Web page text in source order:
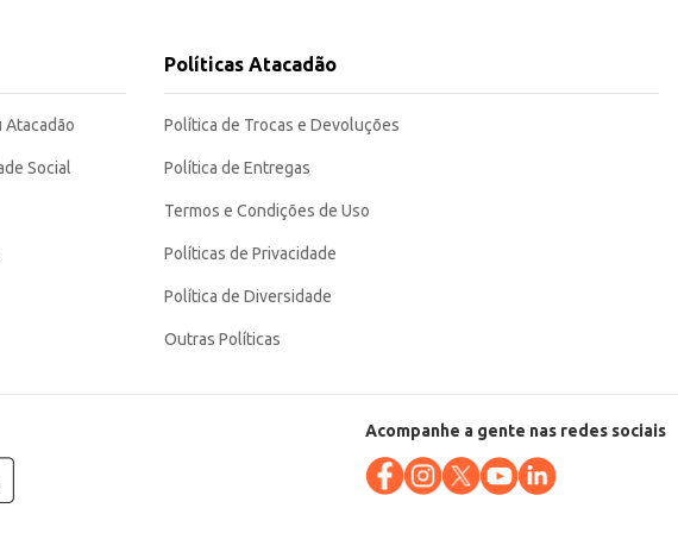
da uva Cabernet Sauvignon. Sua apresentação em garrafa de 750ml facilita o manuseio e o
Social
Políticas Atacadão
Política de Trocas e Devoluções
Política de Entregas
Termos e Condições de Uso
Políticas de Privacidade
Política de Diversidade
Outras Políticas
Acompanhe a gente nas redes sociais